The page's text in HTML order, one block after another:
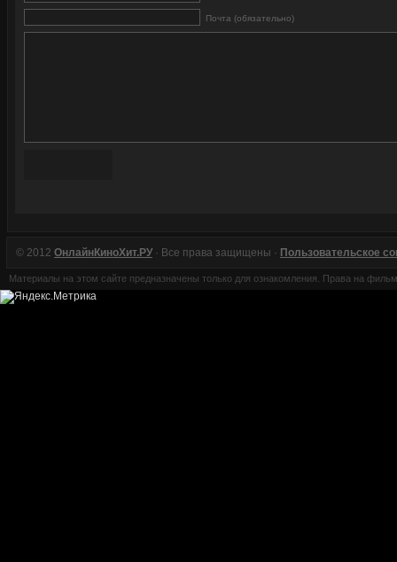
Почта (обязательно)
© 2012 ОнлайнКиноХит.РУ· Все права защищены · Пользовательское
Материалы на этом сайте предназначены только для ознакомления. Права на